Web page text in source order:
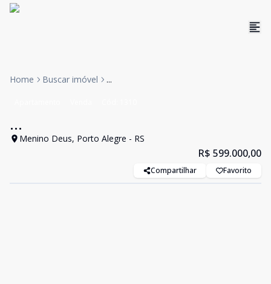
Home Buscar imóvel ...
...
Menino Deus, Porto Alegre - RS
R$ 599.000,00
Compartilhar Favorito